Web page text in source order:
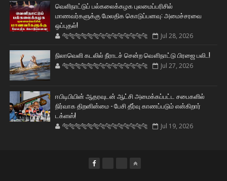
வெளிநாட்டுப் பல்கலைக்கழக புலமைப்பரிசில்
மாணவர்களுக்கு மேலதிக கொடுப்பனவு: அமைச்சரவை
ஒப்புதல்!
🐅🐅🐅🐅🐅🐅🐆🐆🐆🐆🐆🐆🐆🐆 Jul 28, 2026
நிலாவெளி கடலில் நீராடச் சென்ற வௌிநாட்டு பிரஜை பலி..!
🐅🐅🐅🐅🐅🐅🐆🐆🐆🐆🐆🐆🐆🐆 Jul 27, 2026
ஈபிடிபியின் ஆதரவுடன் ஆட்சி அமைக்கப்பட்ட சபைகளில்
நிர்வாக திறனின்மை - பேசி தீர்வு காணப்படும் என்கிறார்
டக்ளஸ்!
🐅🐅🐅🐅🐅🐅🐆🐆🐆🐆🐆🐆🐆🐆 Jul 19, 2026